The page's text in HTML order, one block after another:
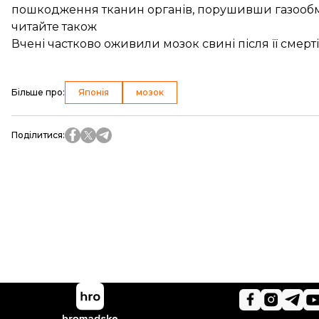
пошкодження тканин органів, порушивши
читайте також
Вчені частково оживили мозок свині після її смерті
Більше про: Японія мозок
Поділитися: